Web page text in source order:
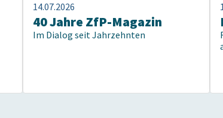
14.07.2026
40 Jahre ZfP-Magazin
Im Dialog seit Jahrzehnten